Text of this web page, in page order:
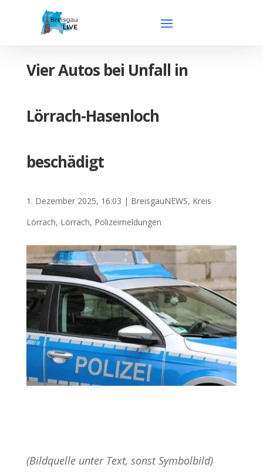
Vier Autos bei Unfall in
Lörrach-Hasenloch
beschädigt
1. Dezember 2025, 16:03 | BreisgauNEWS, Kreis
Lörrach, Lörrach, Polizeimeldungen
(Bildquelle unter Text, sonst Symbolbild)